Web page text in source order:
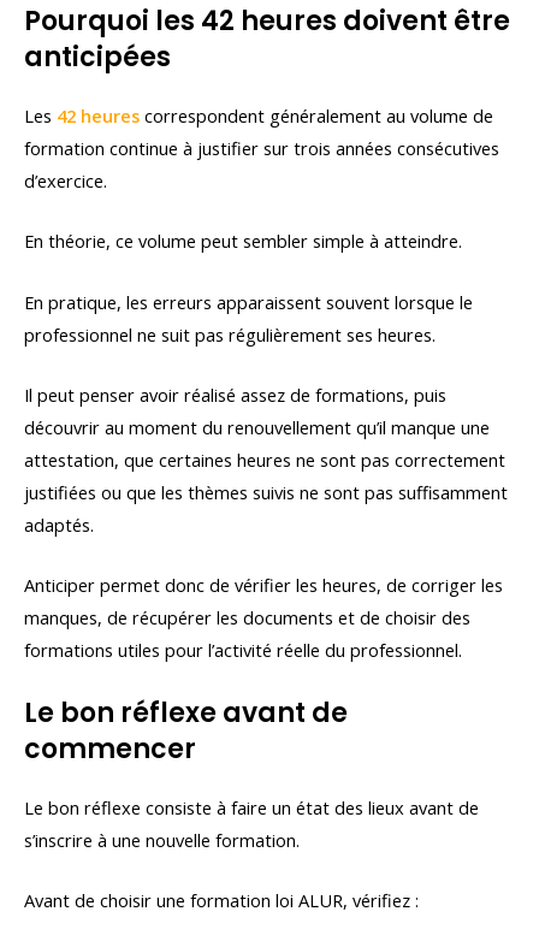
Pourquoi les 42 heures doivent être
anticipées
Les 42 heures correspondent généralement au volume de
formation continue à justifier sur trois années consécutives
d’exercice.
En théorie, ce volume peut sembler simple à atteindre.
En pratique, les erreurs apparaissent souvent lorsque le
professionnel ne suit pas régulièrement ses heures.
Il peut penser avoir réalisé assez de formations, puis
découvrir au moment du renouvellement qu’il manque une
attestation, que certaines heures ne sont pas correctement
justifiées ou que les thèmes suivis ne sont pas suffisamment
adaptés.
Anticiper permet donc de vérifier les heures, de corriger les
manques, de récupérer les documents et de choisir des
formations utiles pour l’activité réelle du professionnel.
Le bon réflexe avant de
commencer
Le bon réflexe consiste à faire un état des lieux avant de
s’inscrire à une nouvelle formation.
Avant de choisir une formation loi ALUR, vérifiez :